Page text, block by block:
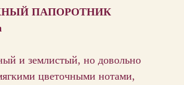
ПАПОРОТНИК
и землистый, но довольно
цветочными нотами,